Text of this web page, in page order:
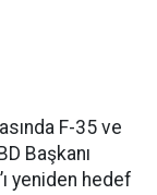
F-35 ve
Başkanı
yeniden hedef